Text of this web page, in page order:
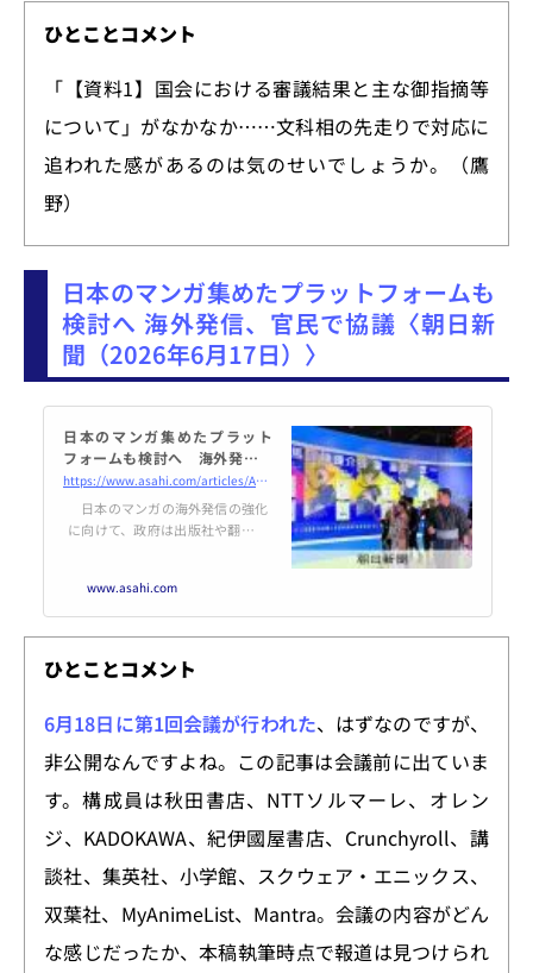
ひとことコメント
「【資料1】国会における審議結果と主な御指摘等
について」がなかなか……文科相の先走りで対応に
追われた感があるのは気のせいでしょうか。（鷹
野）
日本のマンガ集めたプラットフォームも
検討へ 海外発信、官民で協議〈朝日新
聞（2026年6月17日）〉
日本のマンガ集めたプラット
フォームも検討へ 海外発信、
官民で協議：朝日新聞
https://www.asahi.com/articles/ASV6K1511V6KUCVL01MM.html
日本のマンガの海外発信の強化
に向けて、政府は出版社や翻訳・
ることなどを受け、正規流通の促
進に向けて、将来的には様々な日
本のマンガが集まる「…
www.asahi.com
ひとことコメント
6月18日に第1回会議が行われた、はずなのですが、
非公開なんですよね。この記事は会議前に出ていま
す。構成員は秋田書店、NTTソルマーレ、オレン
ジ、KADOKAWA、紀伊國屋書店、Crunchyroll、講
談社、集英社、小学館、スクウェア・エニックス、
双葉社、MyAnimeList、Mantra。会議の内容がどん
な感じだったか、本稿執筆時点で報道は見つけられ